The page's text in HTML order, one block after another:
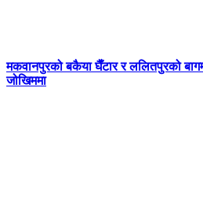
मकवानपुरको बकैया घैँटार र ललितपुरको
जोखिममा